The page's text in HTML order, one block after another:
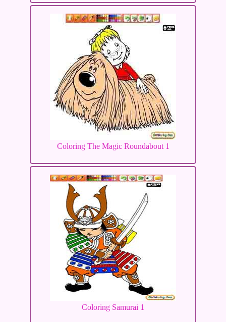
Coloring The Magic Roundabout 1
Coloring Samurai 1